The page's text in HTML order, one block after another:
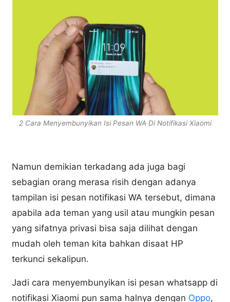
2 Cara Menyembunyikan Isi Pesan WA Di Notifikasi Xiaomi
Namun demikian terkadang ada juga bagi
sebagian orang merasa risih dengan adanya
tampilan isi pesan notifikasi WA tersebut, dimana
apabila ada teman yang usil atau mungkin pesan
yang sifatnya privasi bisa saja dilihat dengan
mudah oleh teman kita bahkan disaat HP
terkunci sekalipun.
Jadi cara menyembunyikan isi pesan whatsapp di
notifikasi Xiaomi pun sama halnya dengan Oppo,